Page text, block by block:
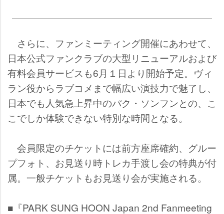
さらに、ファンミーティング開催にあわせて、
日本公式ファンクラブの大型リニューアルおよび
有料会員サービスも6月１日より開始予定。ヴィ
ラン役からラブコメまで幅広い演技力で魅了し、
日本でも人気急上昇中のパク・ソンフンとの、こ
こでしか体験できない特別な時間となる。
会員限定のチケットには前方座席確約、グルー
プフォト、お見送り時トレカ手渡し会の特典が付
属。一般チケットもお見送り会が実施される。
■『PARK SUNG HOON Japan 2nd Fanmeeting